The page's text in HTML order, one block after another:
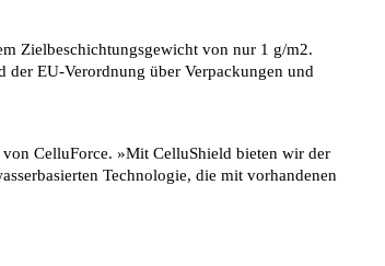
Zielbeschichtungsgewicht von nur 1 g/m2.
der EU-Verordnung über Verpackungen und
CelluForce. »Mit CelluShield bieten wir der
Technologie, die mit vorhandenen